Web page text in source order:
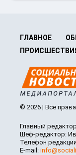
ГЛАВНОЕ
© 2026 | Все
Главный
Шеф-редактор:
Телефон
E-mail: